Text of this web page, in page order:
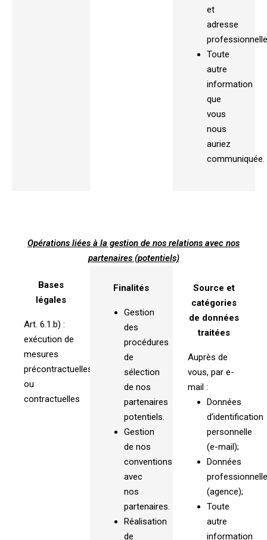
et
adresse
Toute
autre
information
que
vous
nous
auriez
communiquée.
Opérations liées à la gestion de nos relations avec nos
partenaires (potentiels)
Bases
légales
Art. 6.1.b) :
exécution de
mesures
précontractuelles
ou
contractuelles
Finalités
Gestion
des
procédures
de
sélection
de nos
partenaires
potentiels.
Gestion
de nos
conventions
avec
nos
partenaires.
Réalisation
de
Source et
catégories
de données
traitées
Auprès de
vous, par e-
mail :
Données
d’identification
personnelle
(e-mail);
Données
(agence);
Toute
autre
information